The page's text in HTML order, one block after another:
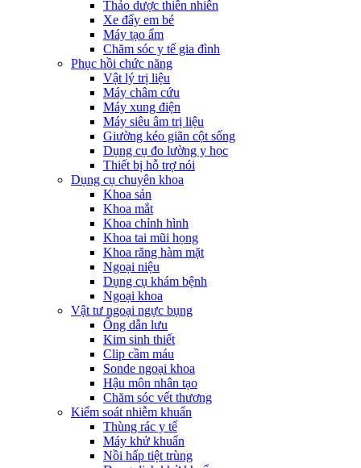
Thảo dược thiên nhiên
Xe đẩy em bé
Máy tạo ẩm
Chăm sóc y tế gia đình
Phục hồi chức năng
Vật lý trị liệu
Máy châm cứu
Máy xung điện
Máy siêu âm trị liệu
Giường kéo giãn cột sống
Dụng cụ đo lường y học
Thiết bị hỗ trợ nói
Dụng cụ chuyên khoa
Khoa sản
Khoa mắt
Khoa chỉnh hình
Khoa tai mũi họng
Khoa răng hàm mặt
Ngoại niệu
Dụng cụ khám bệnh
Ngoại khoa
Vật tư ngoại ngực bụng
Ống dẫn lưu
Kim sinh thiết
Clip cầm máu
Sonde ngoại khoa
Hậu môn nhân tạo
Chăm sóc vết thương
Kiểm soát nhiễm khuẩn
Thùng rác y tế
Máy khử khuẩn
Nồi hấp tiệt trùng